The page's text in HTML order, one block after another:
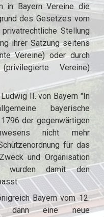
in Bayern Vereine die
des Gesetzes vom
Stellung
ihrer Satzung seitens
Vereine) oder durch
Vereine)
II. von Bayern "In
bayerische
der gegenwärtigen
nicht mehr
für das
und Organisation
wurden damit den
Bayern vom 12.
dann eine neue